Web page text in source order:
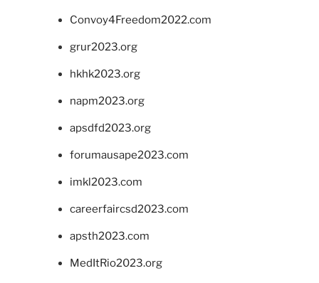
Convoy4Freedom2022.com
grur2023.org
hkhk2023.org
napm2023.org
apsdfd2023.org
forumausape2023.com
imkl2023.com
careerfaircsd2023.com
apsth2023.com
MedItRio2023.org